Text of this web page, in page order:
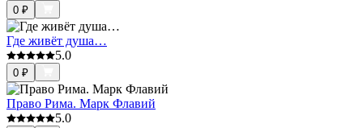
0 ₽
Где живёт душа…
5.0
0 ₽
Право Рима. Марк Флавий
5.0